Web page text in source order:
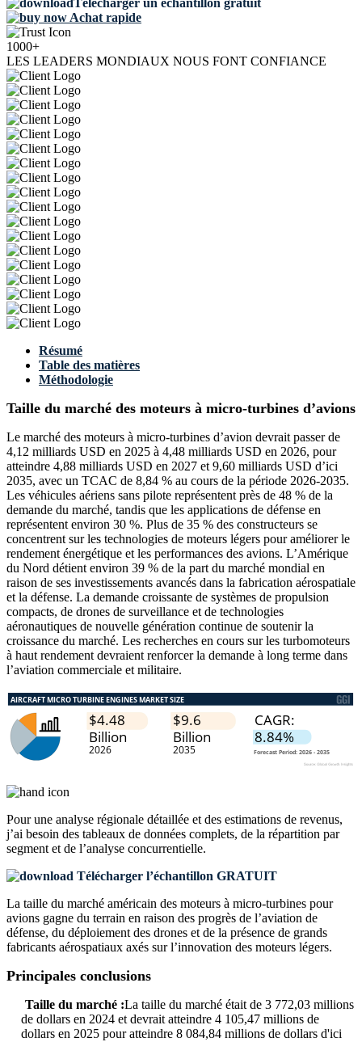
Télécharger un échantillon gratuit
Achat rapide
1000+
LES LEADERS MONDIAUX NOUS FONT CONFIANCE
Résumé
Table des matières
Méthodologie
Taille du marché des moteurs à micro-turbines d’avions
Le marché des moteurs à micro-turbines d’avion devrait passer de
4,12 milliards USD en 2025 à 4,48 milliards USD en 2026, pour
atteindre 4,88 milliards USD en 2027 et 9,60 milliards USD d’ici
2035, avec un TCAC de 8,84 % au cours de la période 2026-2035.
Les véhicules aériens sans pilote représentent près de 48 % de la
demande du marché, tandis que les applications de défense en
représentent environ 30 %. Plus de 35 % des constructeurs se
concentrent sur les technologies de moteurs légers pour améliorer le
rendement énergétique et les performances des avions. L’Amérique
du Nord détient environ 39 % de la part du marché mondial en
raison de ses investissements avancés dans la fabrication aérospatiale
et la défense. La demande croissante de systèmes de propulsion
compacts, de drones de surveillance et de technologies
aéronautiques de nouvelle génération continue de soutenir la
croissance du marché. Les recherches en cours sur les turbomoteurs
à haut rendement devraient renforcer la demande à long terme dans
l’aviation commerciale et militaire.
Pour une analyse régionale détaillée et des estimations de revenus,
j’ai besoin des tableaux de données complets, de la répartition par
segment et de l’analyse concurrentielle.
Télécharger l’échantillon GRATUIT
La taille du marché américain des moteurs à micro-turbines pour
avions gagne du terrain en raison des progrès de l’aviation de
défense, du déploiement des drones et de la présence de grands
fabricants aérospatiaux axés sur l’innovation des moteurs légers.
Principales conclusions
Taille du marché :La taille du marché était de 3 772,03 millions
de dollars en 2024 et devrait atteindre 4 105,47 millions de
dollars en 2025 pour atteindre 8 084,84 millions de dollars d'ici